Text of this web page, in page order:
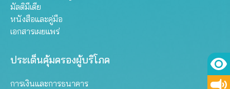
มัลติมีเดีย
หนังสือและคู่มือ
เอกสารเผยแพร่
ประเด็นคุ้มครองผู้บริโภค
การเงินและการธนาคาร